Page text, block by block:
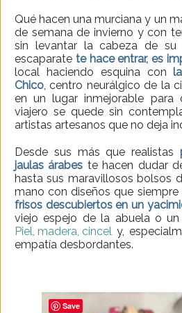
Qué hacen una murciana y un
de semana de invierno y con
sin levantar la cabeza de su
escaparate te hace entrar, es
local haciendo esquina con
Chico, centro neurálgico de la
en un lugar inmejorable para
viajero se quede sin
artistas artesanos que no deja
Desde sus más que realistas
jaulas árabes te hacen dudar
hasta sus maravillosos bolsos
mano con diseños que siempre
frisos descubiertos en un
viejo espejo de la abuela o
Piel, madera, cincel y,
empatía desbordantes.
Save